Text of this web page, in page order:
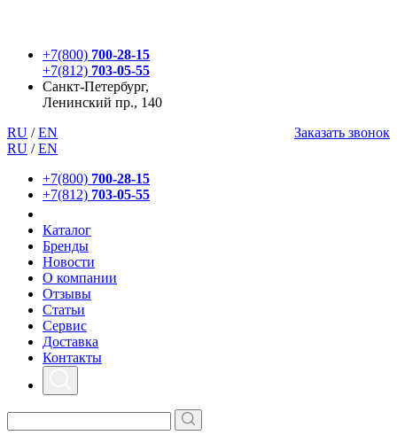
+7(800) 700-28-15
+7(812) 703-05-55
Санкт-Петербург,
Ленинский пр., 140
RU / EN
Заказать звонок
RU / EN
+7(800) 700-28-15
+7(812) 703-05-55
Каталог
Бренды
Новости
О компании
Отзывы
Статьи
Сервис
Доставка
Контакты